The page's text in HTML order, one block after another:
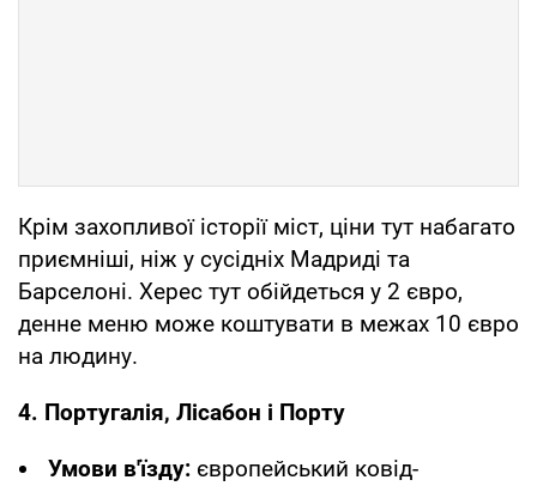
Крім захопливої історії міст, ціни тут набагато
приємніші, ніж у сусідніх Мадриді та
Барселоні. Херес тут обійдеться у 2 євро,
денне меню може коштувати в межах 10 євро
на людину.
4. Португалія, Лісабон і Порту
Умови в'їзду: європейський ковід-